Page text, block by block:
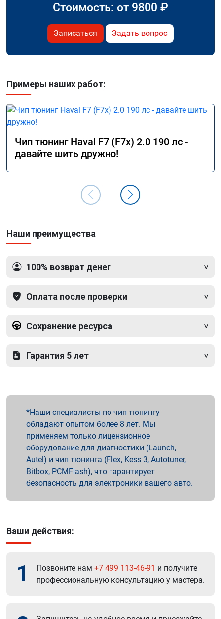
Стоимость: от 9800 ₽
Записаться Задать вопрос
Примеры наших работ:
Чип тюнинг Haval F7 (F7x) 2.0 190 лс -
давайте шить дружно!
Наши преимущества
100% возврат денег
Оплата после проверки
Сохранение ресурса
Гарантия 5 лет
Наши специалисты по чип тюнингу
обладают опытом более 8 лет. Мы
применяем только лицензионное
оборудование для диагностики (Launch,
Autel) и чип тюнинга (Flex, Kess 3, Autotuner,
Bitbox, PCMFlash), что гарантирует
безопасность для электроники вашего авто.
Ваши действия:
1 Позвоните нам +7 499 113-46-91 и получите
профессиональную консультацию у мастера.